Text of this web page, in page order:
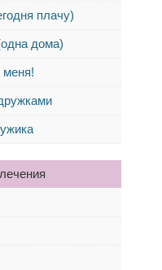
плачу)
дома)
меня!